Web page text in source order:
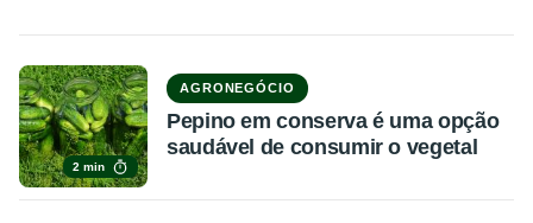
2 min
AGRONEGÓCIO
Pepino em conserva é uma opção
saudável de consumir o vegetal